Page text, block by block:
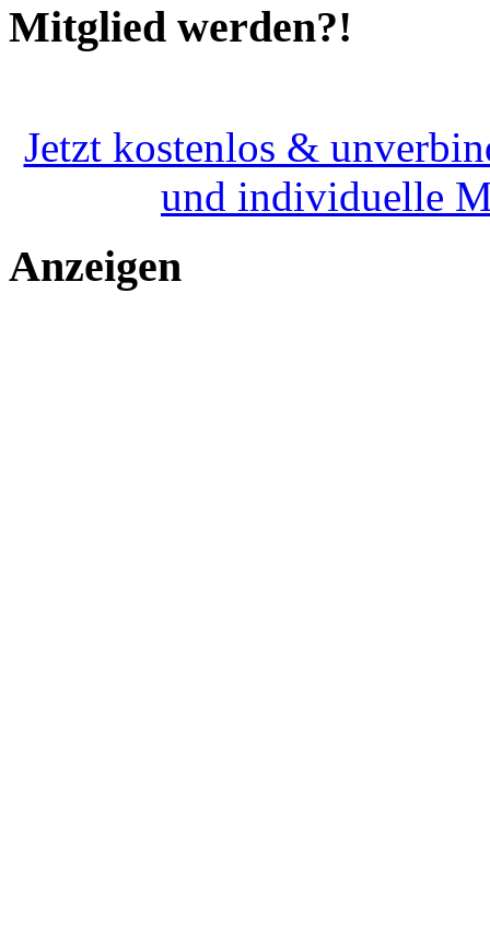
Mitglied werden?!
Jetzt kostenlos &
und individuelle
Anzeigen